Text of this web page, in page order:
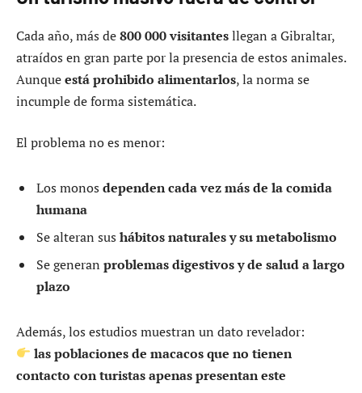
Cada año, más de800 000 visitantesllegan a Gibraltar,
atraídos en gran parte por la presencia de estos animales.
Aunqueestá prohibido alimentarlos, la norma se
incumple de forma sistemática.
El problema no es menor:
Los monos dependen cada vez más de la comida
humana
Se alteran sus hábitos naturales y su metabolismo
Se generan problemas digestivos y de salud a largo
plazo
Además, los estudios muestran un dato revelador:
las poblaciones de macacos que no tienen
contacto con turistas apenas presentan este